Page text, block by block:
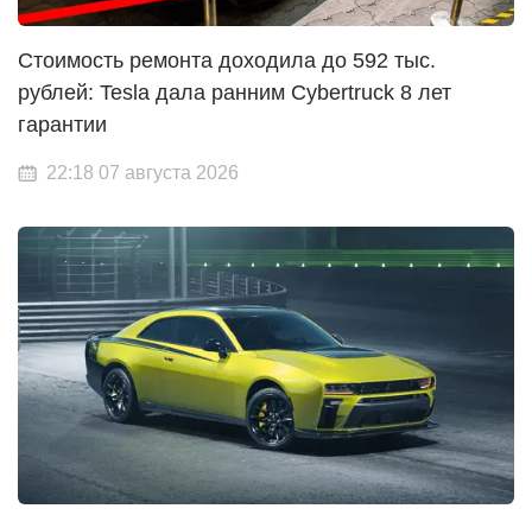
Стоимость ремонта доходила до 592 тыс.
рублей: Tesla дала ранним Cybertruck 8 лет
гарантии
22:18 07 августа 2026